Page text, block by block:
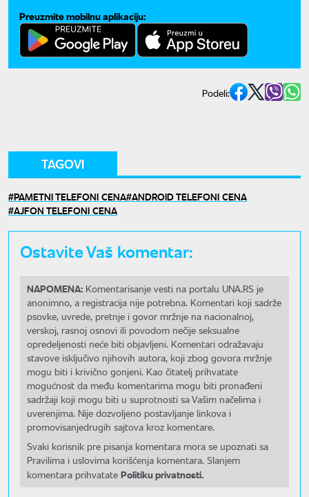
Preuzmite mobilnu aplikaciju:
Podeli:
TAGOVI
PAMETNI TELEFONI CENA ANDROID TELEFONI CENA
AJFON TELEFONI CENA
Ostavite Vaš komentar:
NAPOMENA: Komentarisanje vesti na portalu UNA.RS je
anonimno, a registracija nije potrebna. Komentari koji sadrže
psovke, uvrede, pretnje i govor mržnje na nacionalnoj,
verskoj, rasnoj osnovi ili povodom nečije seksualne
opredeljenosti neće biti objavljeni. Komentari odražavaju
stavove isključivo njihovih autora, koji zbog govora mržnje
mogu biti i krivično gonjeni. Kao čitatelj prihvatate
mogućnost da među komentarima mogu biti pronađeni
sadržaji koji mogu biti u suprotnosti sa Vašim načelima i
uverenjima. Nije dozvoljeno postavljanje linkova i
promovisanjedrugih sajtova kroz komentare.
Svaki korisnik pre pisanja komentara mora se upoznati sa
Pravilima i uslovima korišćenja komentara. Slanjem
komentara prihvatate Politiku privatnosti.